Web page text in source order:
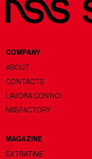
COMPANY
ABOUT
CONTACTS
LAVORA CON NOI
NSS FACTORY
MAGAZINE
EXTRATIME